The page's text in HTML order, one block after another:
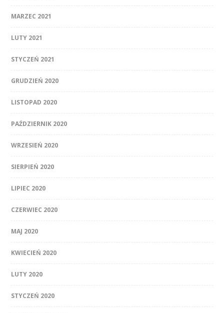
MARZEC 2021
LUTY 2021
STYCZEŃ 2021
GRUDZIEŃ 2020
LISTOPAD 2020
PAŹDZIERNIK 2020
WRZESIEŃ 2020
SIERPIEŃ 2020
LIPIEC 2020
CZERWIEC 2020
MAJ 2020
KWIECIEŃ 2020
LUTY 2020
STYCZEŃ 2020